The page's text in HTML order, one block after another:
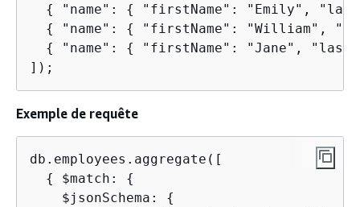
{
"name": {
"firstName": "Emily",
{
"name": {
"firstName": "William",
{
"name": {
"firstName": "Jane",
]);
Exemple de requête
db.employees.aggregate([
{
$match: {
    $jsonSchema:
{